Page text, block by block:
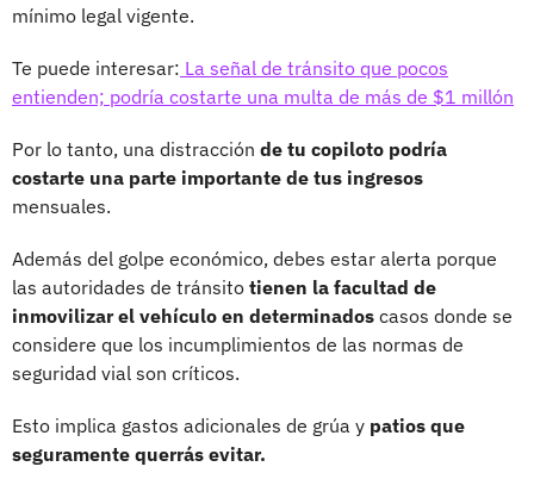
mínimo legal vigente.
Te puede interesar: La señal de tránsito que pocos
entienden; podría costarte una multa de más de $1 millón
Por lo tanto, una distracción de tu copiloto podría
costarte una parte importante de tus ingresos
mensuales.
Además del golpe económico, debes estar alerta porque
las autoridades de tránsito tienen la facultad de
inmovilizar el vehículo en determinados casos donde se
considere que los incumplimientos de las normas de
seguridad vial son críticos.
Esto implica gastos adicionales de grúa y patios que
seguramente querrás evitar.